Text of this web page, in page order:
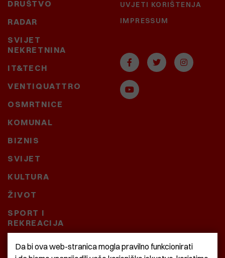
DRUŠTVO
RADAR
SVIJET
NEKRETNINA
IT&TECH
VENTIQUATTRO
OSMRTNICE
KOMUNAL
BIZNIS
SVIJET
KULTURA
ŽIVOT
SPORT I
REKREACIJA
CRNA KRONIKA
UVJETI KORIŠTENJA
IMPRESSUM
Da bi ova web-stranica mogla pravilno funkcionirati